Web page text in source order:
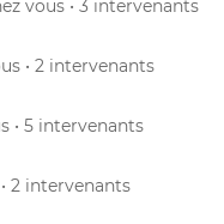
vous • 3 intervenants
• 2 intervenants
• 5 intervenants
2 intervenants